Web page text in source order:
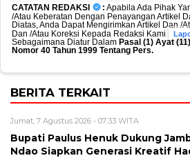
CATATAN REDAKSI : Apabila Ada Pihak
/Atau Keberatan Dengan Penayangan Artikel
Diatas, Anda Dapat Mengirimkan Artikel Dan /
Dan /Atau Koreksi Kepada Redaksi Kami
Sebagaimana Diatur Dalam Pasal (1) Ayat
Nomor 40 Tahun 1999 Tentang Pers.
BERITA TERKAIT
Jumat, 7 Agustus 2026 - 07:33 WITA
Bupati Paulus Henuk Dukung
Ndao Siapkan Generasi Kreatif